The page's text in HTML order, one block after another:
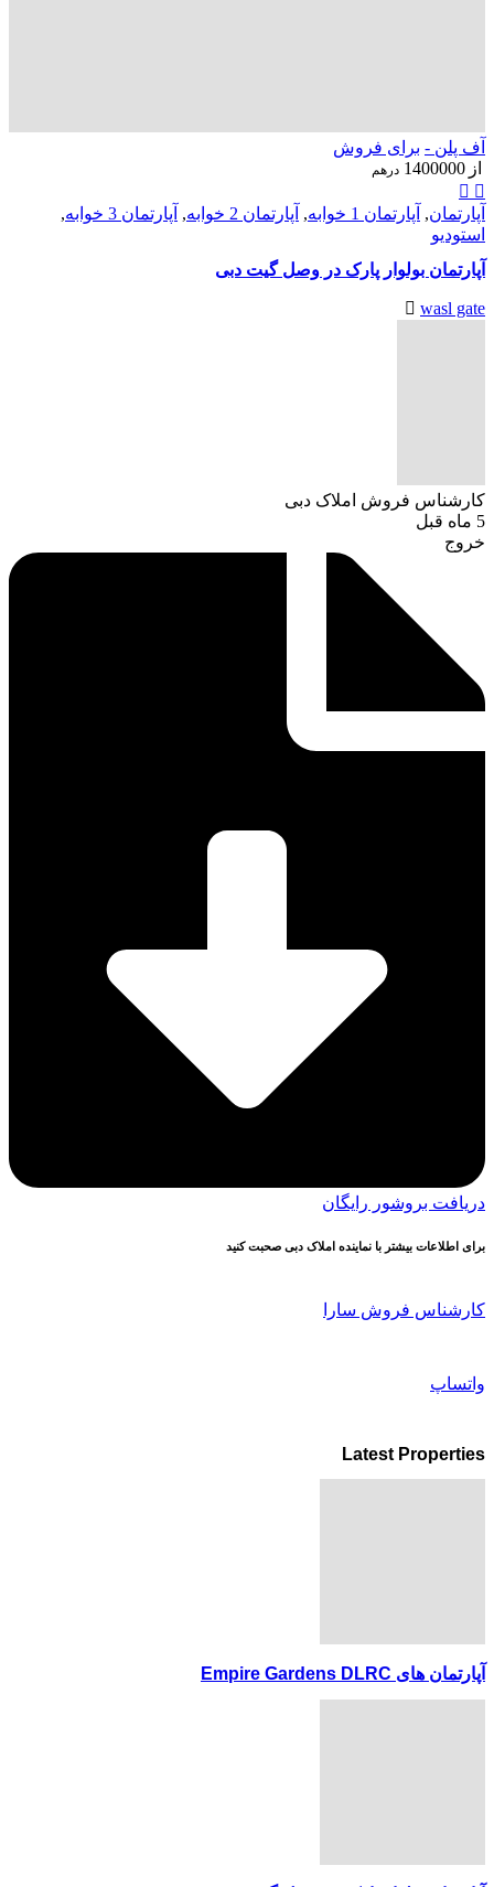
آف پلن - برای فروش
از 1400000 درهم
آپارتمان, آپارتمان 1 خوابه , آپارتمان 2 خوابه , آپارتمان 3 خوابه
,
استودیو
آپارتمان بولوار پارک در وصل گیت دبی
wasl gate
کارشناس فروش املاک دبی
5 ماه قبل
خروج
دریافت بروشور رایگان
برای اطلاعات بیشتر با نماینده املاک دبی صحبت کنید
کارشناس فروش سارا
واتساپ
Latest Properties
آپارتمان های Empire Gardens DLRC